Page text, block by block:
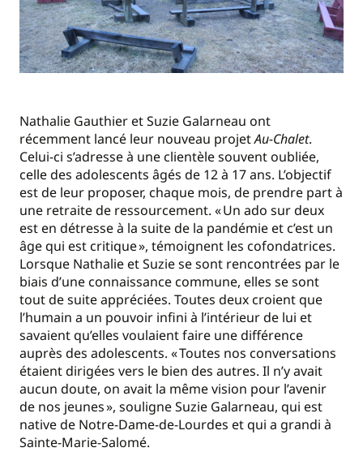
Nathalie Gauthier et Suzie Galarneau ont
récemment lancé leur nouveau projetAu-Chalet.
Celui-ci s’adresse à une clientèle souvent oubliée,
celle des adolescents âgés de 12 à 17 ans. L’objectif
est de leur proposer, chaque mois, de prendre part à
une retraite de ressourcement. « Un ado sur deux
est en détresse à la suite de la pandémie et c’est un
âge qui est critique », témoignent les cofondatrices.
Lorsque Nathalie et Suzie se sont rencontrées par le
biais d’une connaissance commune, elles se sont
tout de suite appréciées. Toutes deux croient que
l’humain a un pouvoir infini à l’intérieur de lui et
savaient qu’elles voulaient faire une différence
auprès des adolescents. « Toutes nos conversations
étaient dirigées vers le bien des autres. Il n’y avait
aucun doute, on avait la même vision pour l’avenir
de nos jeunes », souligne Suzie Galarneau, qui est
native de Notre-Dame-de-Lourdes et qui a grandi à
Sainte-Marie-Salomé.